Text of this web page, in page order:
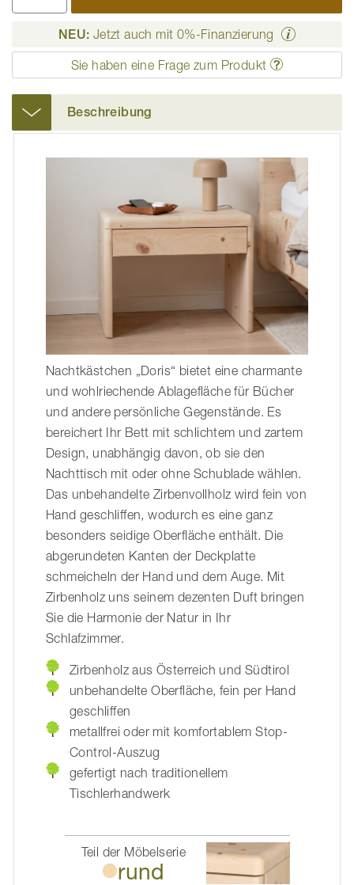
NEU: Jetzt auch mit 0%-Finanzierung
Sie haben eine Frage zum Produkt
Beschreibung
Nachtkästchen „Doris“ bietet eine charmante
und wohlriechende Ablagefläche für Bücher
und andere persönliche Gegenstände. Es
bereichert Ihr Bett mit schlichtem und zartem
Design, unabhängig davon, ob sie den
Nachttisch mit oder ohne Schublade wählen.
Das unbehandelte Zirbenvollholz wird fein von
Hand geschliffen, wodurch es eine ganz
besonders seidige Oberfläche enthält. Die
abgerundeten Kanten der Deckplatte
schmeicheln der Hand und dem Auge. Mit
Zirbenholz uns seinem dezenten Duft bringen
Sie die Harmonie der Natur in Ihr
Schlafzimmer.
Zirbenholz aus Österreich und Südtirol
unbehandelte Oberfläche, fein per Hand
geschliffen
metallfrei oder mit komfortablem Stop-
Control-Auszug
gefertigt nach traditionellem
Tischlerhandwerk
Teil der Möbelserie
rund